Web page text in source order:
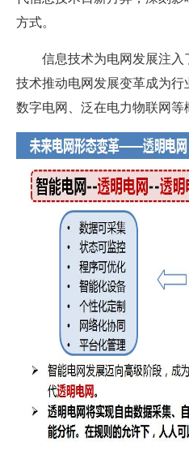
方式。
信息技术为电网发展注入
技术推动电网发展变革成为行
数字电网、泛在电力物联网等